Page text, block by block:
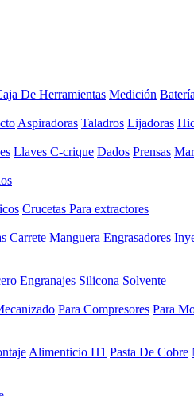
De Herramientas Medición
Aspiradoras Taladros Lijadoras
Llaves C-crique Dados Prensas
Crucetas Para extractores
Carrete Manguera Engrasadores
Engranajes Silicona Solvente
Para Compresores Para
Alimenticio H1 Pasta De Cobre